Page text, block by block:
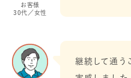
お客様
30代／女性
継続して通う